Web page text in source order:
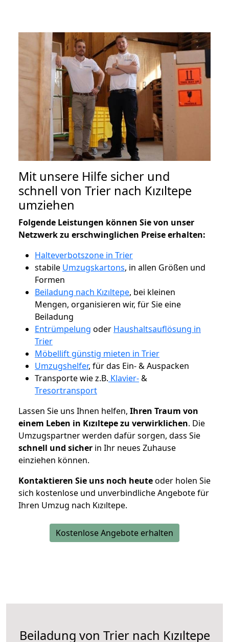
Mit unsere Hilfe sicher und
schnell von Trier nach Kızıltepe
umziehen
Folgende Leistungen können Sie von unser
Netzwerk zu erschwinglichen Preise erhalten:
Halteverbotszone in Trier
stabile Umzugskartons, in allen Größen und
Formen
Beiladung nach Kızıltepe, bei kleinen
Mengen, organisieren wir, für Sie eine
Beiladung
Entrümpelung oder Haushaltsauflösung in
Trier
Möbellift günstig mieten in Trier
Umzugshelfer, für das Ein- & Auspacken
Transporte wie z.B. Klavier-&
Tresortransport
Lassen Sie uns Ihnen helfen, Ihren Traum von
einem Leben in Kızıltepe zu verwirklichen. Die
Umzugspartner werden dafür sorgen, dass Sie
schnell und sicher in Ihr neues Zuhause
einziehen können.
Kontaktieren Sie uns noch heuteoder holen Sie
sich kostenlose und unverbindliche Angebote für
Ihren Umzug nach Kızıltepe.
Kostenlose Angebote erhalten
Beiladung von Trier nach Kızıltepe